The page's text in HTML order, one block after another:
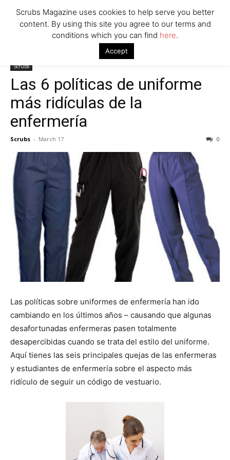
Las 6 políticas de uniforme más ridículas de la
Scrubs
Las 6 políticas de uniforme
más ridículas de la
enfermería
Scrubs - March 17 0
Las políticas sobre uniformes de enfermería han ido
cambiando en los últimos años – causando que algunas
desafortunadas enfermeras pasen totalmente
desapercibidas cuando se trata del estilo del uniforme.
Aquí tienes las seis principales quejas de las enfermeras
y estudiantes de enfermería sobre el aspecto más
ridículo de seguir un código de vestuario.
Scrubs Magazine uses cookies to help serve you better
content. By using this site you agree to our terms and
conditions which you can find here.
Accept